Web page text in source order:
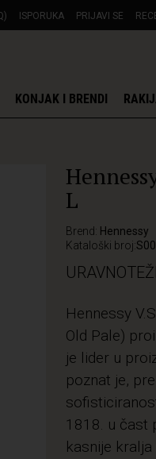
ISPORUKA PRIJAVI SE
KONJAK I BRENDI
L
Brend: Hennessy
Kataloški broj:
Hennessy
Old Pale)
je lider u
poznat je,
1818. u čast
kasnije kralja